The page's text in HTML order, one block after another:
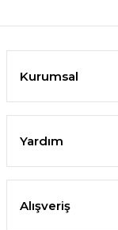
Kurumsal
Yardım
Alışveriş